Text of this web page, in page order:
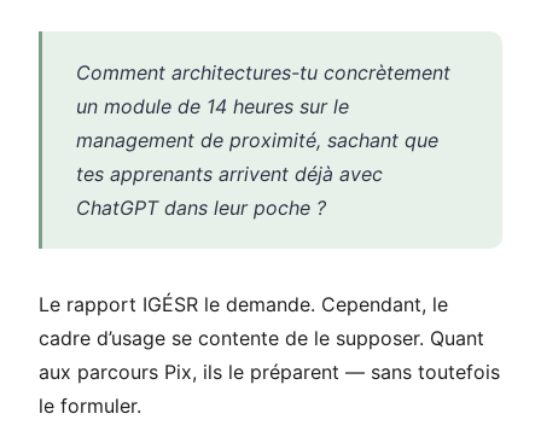
Comment architectures-tu concrètement
un module de 14 heures sur le
management de proximité, sachant que
tes apprenants arrivent déjà avec
ChatGPT dans leur poche ?
Le rapport IGÉSR le demande. Cependant, le
cadre d’usage se contente de le supposer. Quant
aux parcours Pix, ils le préparent — sans toutefois
le formuler.